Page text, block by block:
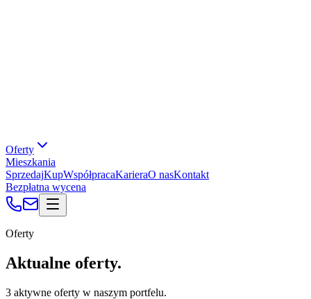
Oferty
Mieszkania
SprzedajKupWspółpracaKarieraO nasKontakt
Bezpłatna wycena
Oferty
Aktualne oferty.
3 aktywne oferty w naszym portfelu.